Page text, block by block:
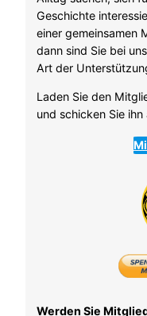
Geschichte
einer gemeinsamen
dann sind Sie bei
Art der
Laden Sie den
und schicken Sie ihn
Werden Sie